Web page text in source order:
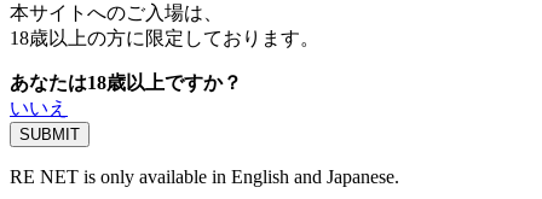
本サイトへのご入場は、
18歳以上の方に限定しております。
あなたは18歳以上ですか？
いいえ
RE NET is only available in English and Japanese.